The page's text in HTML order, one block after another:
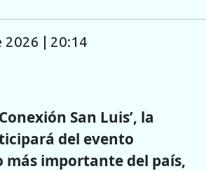
2026 | 20:14
San Luis’, la
del evento
más importante del país,